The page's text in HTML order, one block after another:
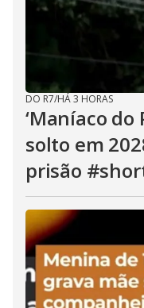
DO R7/HÁ 3 HORAS
‘Maníaco do
solto em
prisão